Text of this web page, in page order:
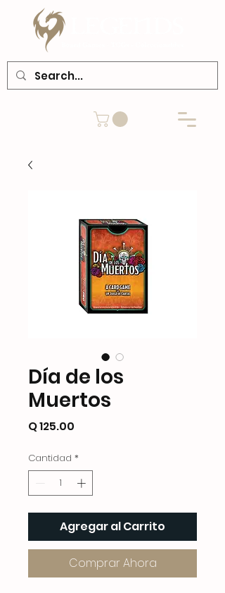
Día de los
Muertos
Q 125.00
Cantidad *
Agregar al Carrito
Comprar Ahora